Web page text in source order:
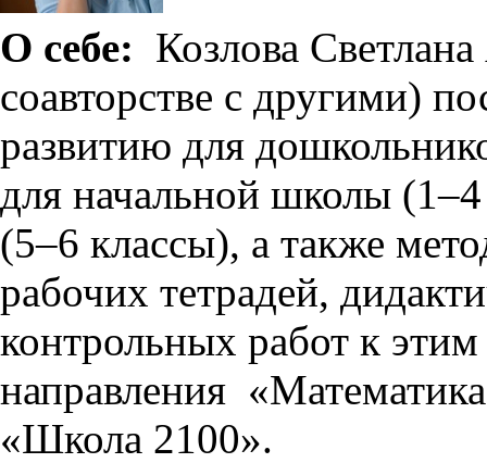
О себе: Козлова
соавторстве с другими)
развитию для
для начальной школы
(5–6 классы), а также
рабочих тетрадей,
контрольных работ к
направления
«Школа 2100».